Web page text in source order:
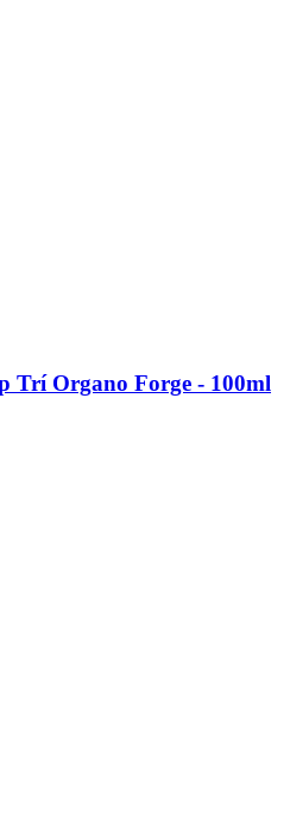
Trí Organo Forge - 100ml